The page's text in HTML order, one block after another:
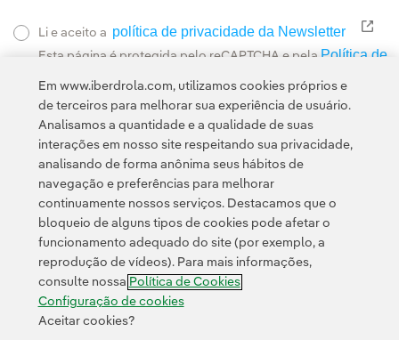
Li e aceito a política de privacidade da Newsletter Link
Esta página é protegida pelo reCAPTCHA e pela Política de
Contato Clientes Política de Privacidade Informação legal
Transparência no uso da IA Política de cookies Configuração de cookies
Acessibilidade Canal de denúncias
© 2026 Iberdrola, S.A. Todos os direitos reservados.
Em www.iberdrola.com, utilizamos cookies próprios e
de terceiros para melhorar sua experiência de usuário.
Analisamos a quantidade e a qualidade de suas
interações em nosso site respeitando sua privacidade,
analisando de forma anônima seus hábitos de
navegação e preferências para melhorar
continuamente nossos serviços. Destacamos que o
bloqueio de alguns tipos de cookies pode afetar o
funcionamento adequado do site (por exemplo, a
reprodução de vídeos). Para mais informações,
consulte nossa Política de Cookies
Configuração de cookies
Aceitar cookies?